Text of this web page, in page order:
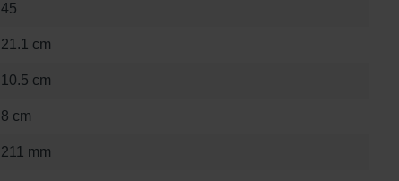
45
21.1 cm
10.5 cm
8 cm
211 mm